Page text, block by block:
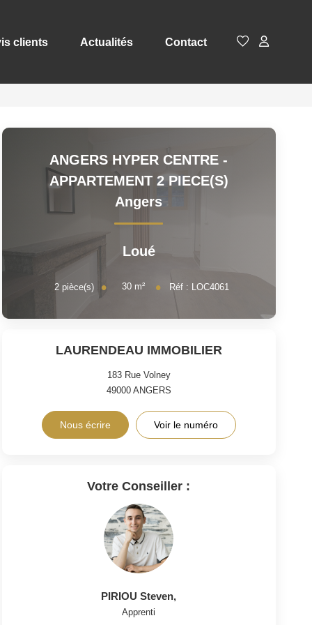
clients Actualités Contact
ANGERS HYPER CENTRE -
APPARTEMENT 2 PIECE(S)
Angers
Loué
2 pièce(s) 30 m² Réf : LOC4061
LAURENDEAU IMMOBILIER
183 Rue Volney
49000 ANGERS
Nous écrire Voir le numéro
Votre Conseiller :
PIRIOU Steven,
Apprenti